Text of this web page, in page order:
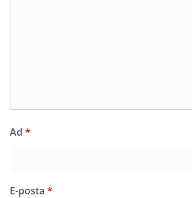
Ad *
E-posta *